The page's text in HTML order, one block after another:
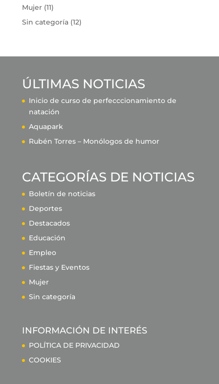
Mujer(11)
Sin categoría(12)
ÚLTIMAS NOTICIAS
Inicio de curso de perfecccionamiento de
natación
Aquapark
Rubén Torres – Monólogos de humor
CATEGORÍAS DE NOTICIAS
Boletín de noticias
Deportes
Destacados
Educación
Empleo
Fiestas y Eventos
Mujer
Sin categoría
INFORMACIÓN DE INTERÉS
POLÍTICA DE PRIVACIDAD
COOKIES